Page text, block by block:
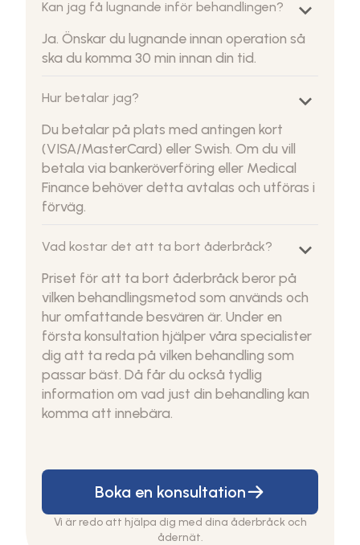
Kan jag få lugnande inför behandlingen? keyboard_arrow_down
Ja. Önskar du lugnande innan operation så
ska du komma 30 min innan din tid.
Hur betalar jag? keyboard_arrow_down
Du betalar på plats med antingen kort
(VISA/MasterCard) eller Swish. Om du vill
betala via bankeröverföring eller Medical
Finance behöver detta avtalas och utföras i
förväg.
Vad kostar det att ta bort åderbråck? keyboard_arrow_down
Priset för att ta bort åderbråck beror på
vilken behandlingsmetod som används och
hur omfattande besvären är. Under en
första konsultation hjälper våra specialister
dig att ta reda på vilken behandling som
passar bäst. Då får du också tydlig
information om vad just din behandling kan
komma att innebära.
Boka en konsultation
Vi är redo att hjälpa dig med dina åderbråck och
ådernät.